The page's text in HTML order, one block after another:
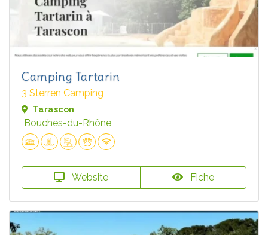
Camping Tartarin
3 Sterren Camping
Tarascon
Bouches-du-Rhône
Website Fiche